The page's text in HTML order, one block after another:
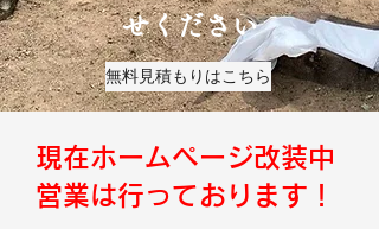
せください
無料見積もりはこちら
​現在ホームページ改装中
​営業は行っております！